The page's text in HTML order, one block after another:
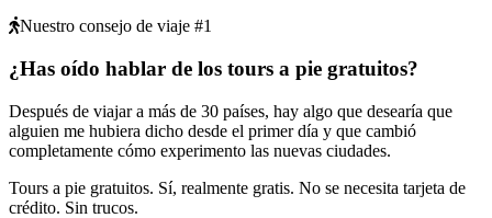
Nuestro consejo de viaje #1
¿Has oído hablar de los tours a pie gratuitos?
Después de viajar a más de 30 países, hay algo que desearía que
alguien me hubiera dicho desde el primer día y que cambió
completamente cómo experimento las nuevas ciudades.
Tours a pie gratuitos. Sí, realmente gratis. No se necesita tarjeta de
crédito. Sin trucos.